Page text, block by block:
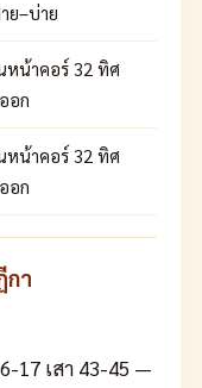
ย–บ่าย
หน้าคอร์ 32 ทิศ
อก
หน้าคอร์ 32 ทิศ
อก
กา
17 เสา 43-45 —